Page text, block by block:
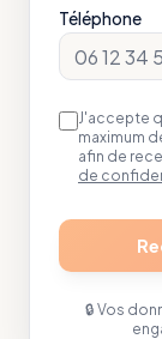
Téléphone
J'accepte
maximum
afin de
de
🔒 Vos